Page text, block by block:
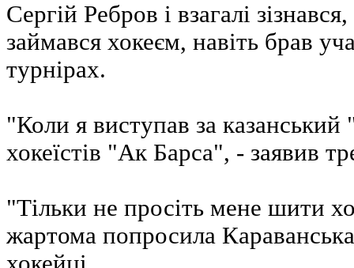
Сергій Ребров і взагалі
займався хокеєм, навіть брав
турнірах.
"Коли я виступав за казанський
хокеїстів "Ак Барса", - заявив
"Тільки не просіть мене шити
жартома попросила